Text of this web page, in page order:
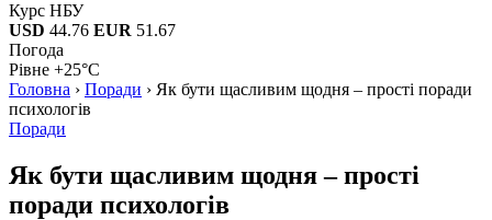
Курс НБУ
USD 44.76 EUR 51.67
Погода
Рівне +25°C
Головна › Поради › Як бути щасливим щодня – прості поради
психологів
Поради
Як бути щасливим щодня – прості
поради психологів